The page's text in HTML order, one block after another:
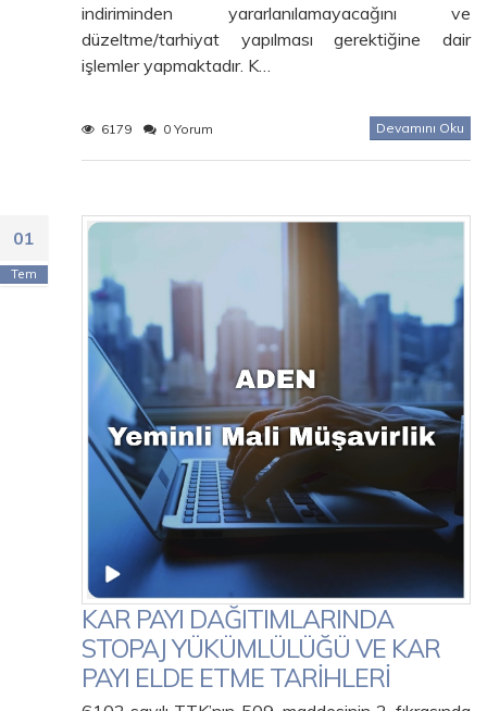
indiriminden yararlanılamayacağını ve
düzeltme/tarhiyat yapılması gerektiğine dair
işlemler yapmaktadır. K…
6179 0 Yorum Devamını Oku
01
Tem
KAR PAYI DAĞITIMLARINDA
STOPAJ YÜKÜMLÜLÜĞÜ VE KAR
PAYI ELDE ETME TARİHLERİ